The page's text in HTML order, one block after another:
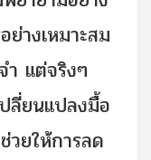
างเหมาะสม
ำ แต่จริงๆ
ลี่ยนแปลงมื้อ
วยให้การลด